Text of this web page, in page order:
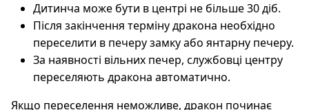
Дитинча може бути в центрі не більше 30 діб.
Після закінчення терміну дракона необхідно
переселити в печеру замку або янтарну печеру.
За наявності вільних печер, службовці центру
переселяють дракона автоматично.
Якщо переселення неможливе, дракон починає